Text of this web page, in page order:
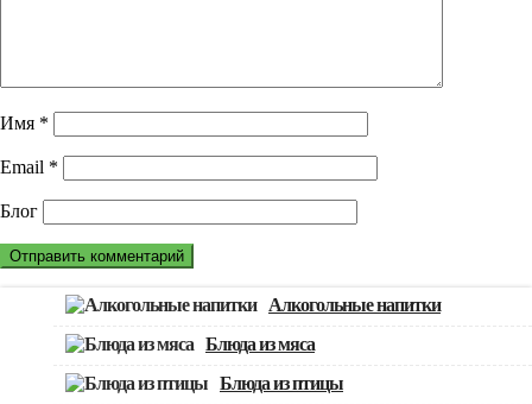
Имя *
Email *
Блог
Алкогольные напитки
Блюда из мяса
Блюда из птицы